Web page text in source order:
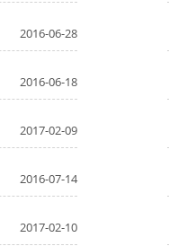
2016-06-28
2016-06-18
2017-02-09
2016-07-14
2017-02-10